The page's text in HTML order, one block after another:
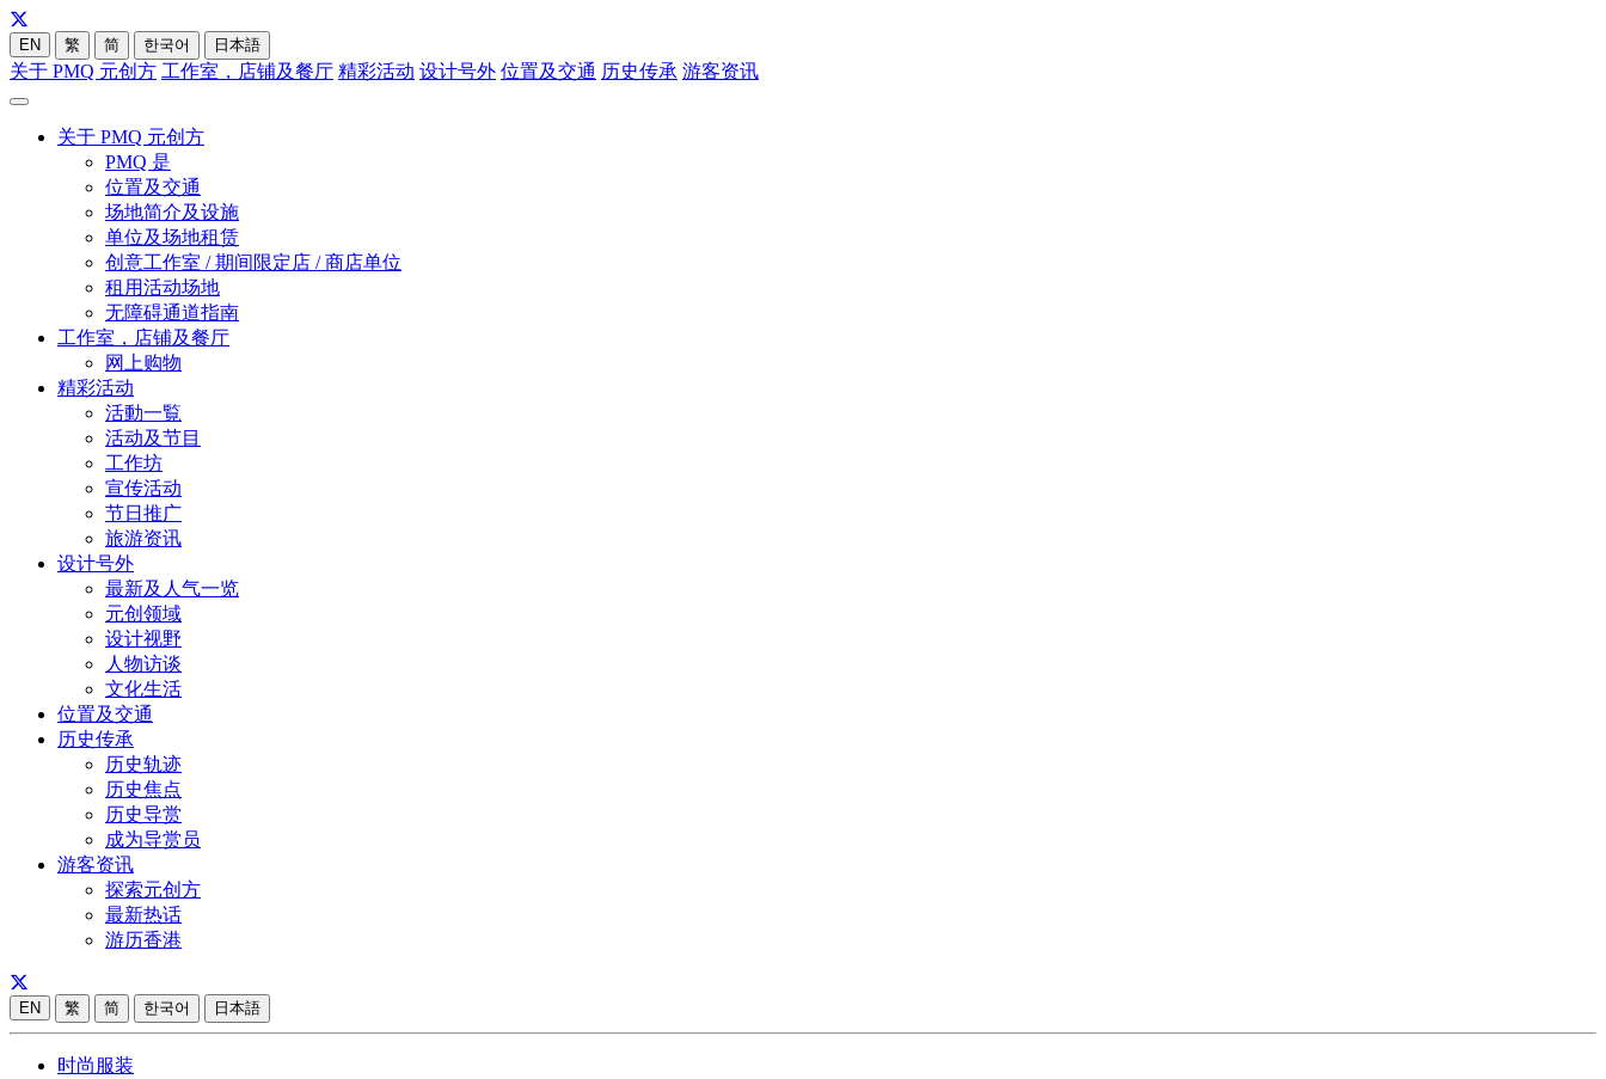
EN 繁 简 한국어 日本語
关于 PMQ 元创方 工作室，店铺及餐厅 精彩活动 设计号外 位置及交通 历史传承 游客资讯
关于 PMQ 元创方
PMQ 是
位置及交通
场地简介及设施
单位及场地租赁
创意工作室 / 期间限定店 / 商店单位
租用活动场地
无障碍通道指南
工作室，店铺及餐厅
网上购物
精彩活动
活動一覧
活动及节目
工作坊
宣传活动
节日推广
旅游资讯
设计号外
最新及人气一览
元创领域
设计视野
人物访谈
文化生活
位置及交通
历史传承
历史轨迹
历史焦点
历史导赏
成为导赏员
游客资讯
探索元创方
最新热话
游历香港
EN 繁 简 한국어 日本語
时尚服装